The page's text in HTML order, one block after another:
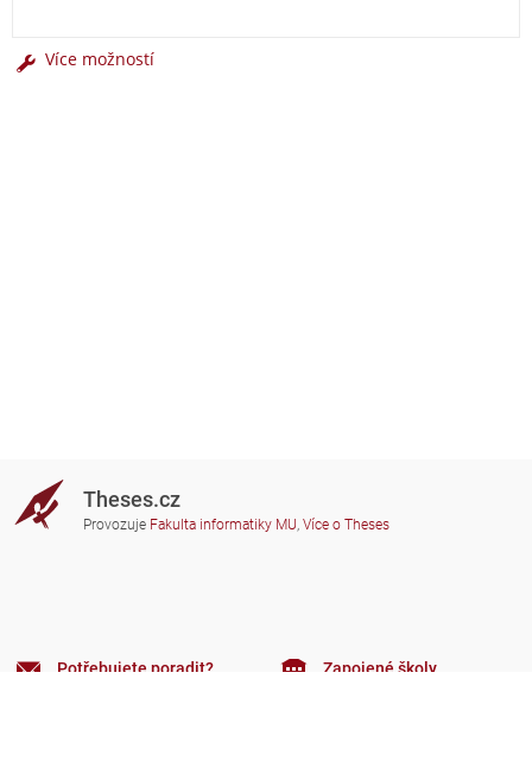
Více možností
Theses.cz
Provozuje Fakulta informatiky MU, Více o Theses
Potřebujete poradit? Zapojené školy